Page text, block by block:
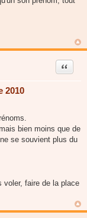
2010
Citer
bien moins que de
se souvient plus du
faire de la place